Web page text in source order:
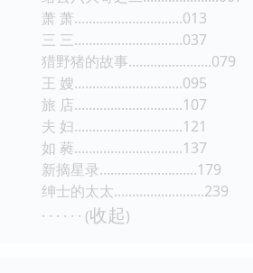
萧 萧..............................013
三 三..............................037
猎野猪的故事.......................079
王 嫂..............................095
旅 店..............................107
夫 妇..............................121
如 蕤..............................137
新摘星录...........................179
绅士的太太.........................239
· · · · · · (收起)